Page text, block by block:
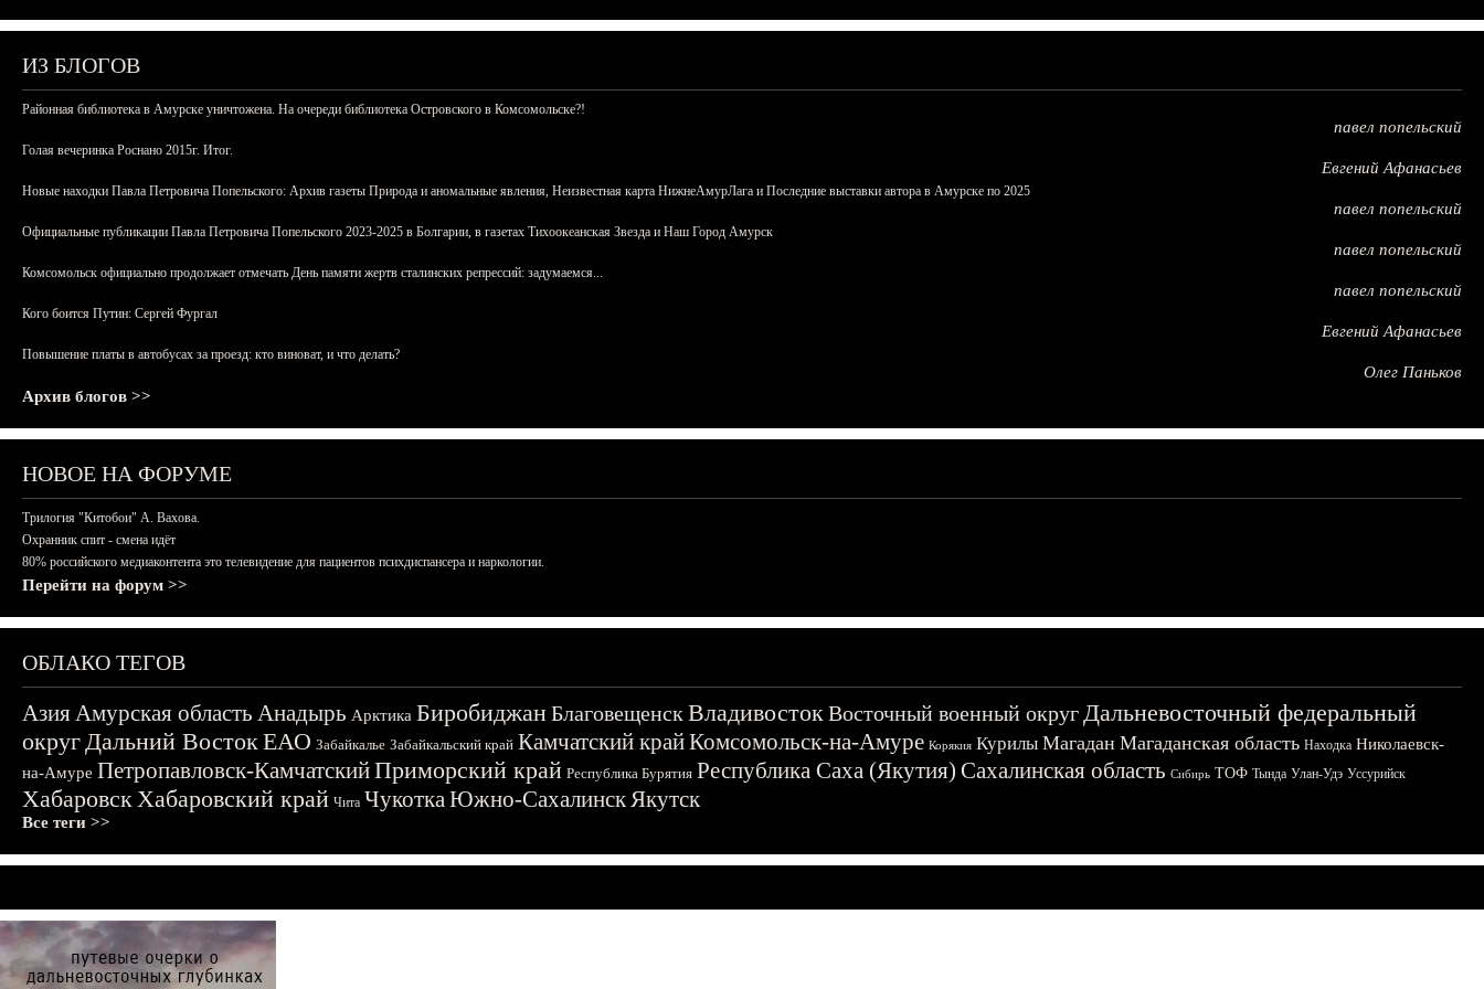
ИЗ БЛОГОВ
Районная библиотека в Амурске уничтожена. На очереди библиотека Островского в Комсомольске?!
павел попельский
Голая вечеринка Роснано 2015г. Итог.
Евгений Афанасьев
Новые находки Павла Петровича Попельского: Архив газеты Природа и аномальные явления, Неизвестная карта НижнеАмурЛага и Последние выставки автора в Амурске по 2025
павел попельский
Официальные публикации Павла Петровича Попельского 2023-2025 в Болгарии, в газетах Тихоокеанская Звезда и Наш Город Амурск
павел попельский
Комсомольск официально продолжает отмечать День памяти жертв сталинских репрессий: задумаемся...
павел попельский
Кого боится Путин: Сергей Фургал
Евгений Афанасьев
Повышение платы в автобусах за проезд: кто виноват, и что делать?
Олег Паньков
Архив блогов >>
НОВОЕ НА ФОРУМЕ
Трилогия "Китобои" А. Вахова.
Охранник спит - смена идёт
80% российского медиаконтента это телевидение для пациентов психдиспансера и наркологии.
Перейти на форум >>
ОБЛАКО ТЕГОВ
АзияАмурская область Анадырь Арктика БиробиджанБлаговещенскВладивостокВосточный военный округДальневосточный федеральный
округДальний ВостокЕАО Забайкалье Забайкальский край Камчатский крайКомсомольск-на-Амуре Корякия Курилы Магадан Магаданская область Находка Николаевск-
на-Амуре Петропавловск-КамчатскийПриморский край Республика Бурятия Республика Саха (Якутия) Сахалинская область Сибирь ТОФ Тында Улан-Удэ Уссурийск
ХабаровскХабаровский край Чита ЧукоткаЮжно-СахалинскЯкутск
Все теги >>